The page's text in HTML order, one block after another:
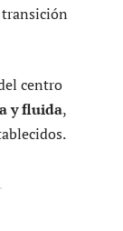
centro
y fluida,